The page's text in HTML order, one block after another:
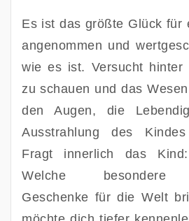
Es ist das größte Glück für
angenommen und
wie es ist. Versucht hinter
zu schauen und das
den Augen, die
Ausstrahlung des Kindes
Fragt innerlich das
Welche besondere
Geschenke für die Welt